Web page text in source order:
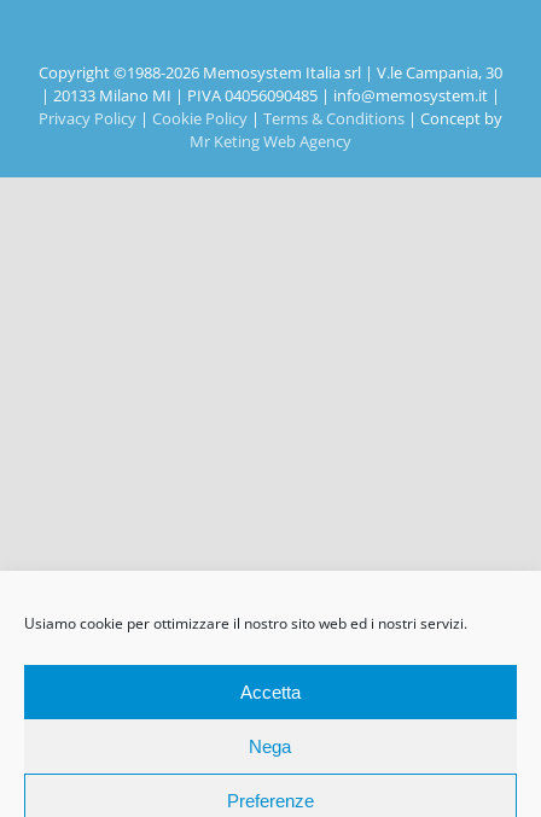
Usiamo cookie per ottimizzare il nostro sito web ed i nostri servizi.
Accetta
Nega
Preferenze
Copyright ©1988-2026 Memosystem Italia srl | V.le Campania, 30
| 20133 Milano MI | PIVA 04056090485 | info@memosystem.it |
Privacy Policy | Cookie Policy | Terms & Conditions | Concept by
Mr Keting Web Agency